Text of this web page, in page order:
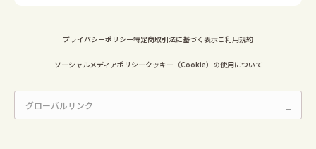
プライバシーポリシー特定商取引法に基づく表示ご利用規約
ソーシャルメディアポリシークッキー（Cookie）の使用について